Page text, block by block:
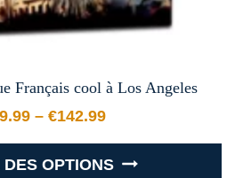
Français cool à Los Angeles
– €142.99
Plage de prix : €29.99 à
DES OPTIONS